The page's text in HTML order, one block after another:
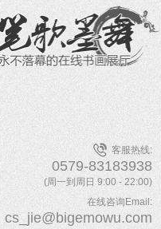
客服热线:
0579-83183938
(周一到周日 9:00 - 22:00)
在线咨询Email:
cs_jie@bigemowu.com